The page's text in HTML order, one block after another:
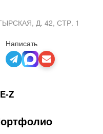
Д. 42, СТР. 1
Написать
Z